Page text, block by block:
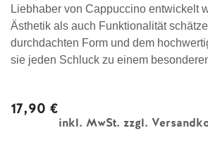
Liebhaber von Cappuccino entwickelt
Ästhetik als auch Funktionalität
durchdachten Form und dem
sie jeden Schluck zu einem
17,90 €
inkl. MwSt. zzgl.